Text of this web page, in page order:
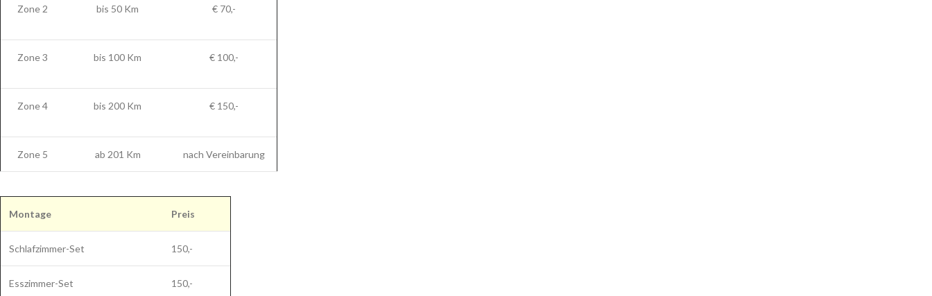
Zone 2 bis 50 Km € 70,-
Zone 3 bis 100 Km € 100,-
Zone 4 bis 200 Km € 150,-
Zone 5 ab 201 Km nach Vereinbarung
Montage Preis
Schlafzimmer-Set 150,-
Esszimmer-Set 150,-